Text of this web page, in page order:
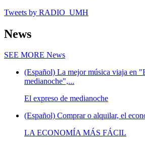
Tweets by RADIO_UMH
News
SEE MORE News
(Español) La mejor música viaja en
medianoche",...
El expreso de medianoche
(Español) Comprar o alquilar, el
LA ECONOMÍA MÁS FÁCIL